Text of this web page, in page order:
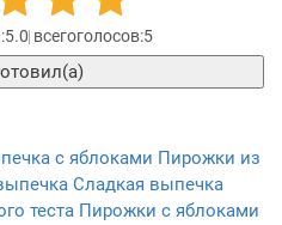
5.0 5
с яблоками Пирожки из
Сладкая выпечка
теста Пирожки с яблоками